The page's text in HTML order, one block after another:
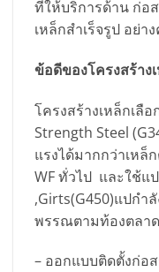
ที่ให้บริการด้าน ก่อ
เหล็กสำเร็จรูป อย่า
ข้อดีของโครงสร้าง
โครงสร้างเหล็กเลื
Strength Steel
แรงได้มากกว่าเหล็
WF ทั่วไป และใช้แ
,Girts(G450)แปกำ
พรรณตามท้องตลา
– ออกแบบติดตั้งก่อส